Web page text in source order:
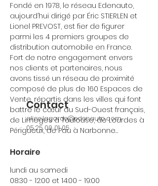
Fondé en 1978, le réseau Edenauto,
aujourd’hui dirigé par Éric STIERLEN et
Lionel PREVOST, est fier de figurer
parmi les 4 premiers groupes de
distribution automobile en France.
Fort de notre engagement envers
nos clients et partenaires, nous
avons tissé un réseau de proximité
composé de plus de 160 Espaces de
Vente, répartis dans les villes qui font
battre le cœur du Sud-Ouest français,
de Limoges à Toulouse, de Lourdes à
Périgueux, de Pau à Narbonne…
Horaire
lundi au samedi
08:30 - 12:00 et 14:00 - 19:00
Contact
alice.lagarde@edenauto.com
05 25 00 01 05